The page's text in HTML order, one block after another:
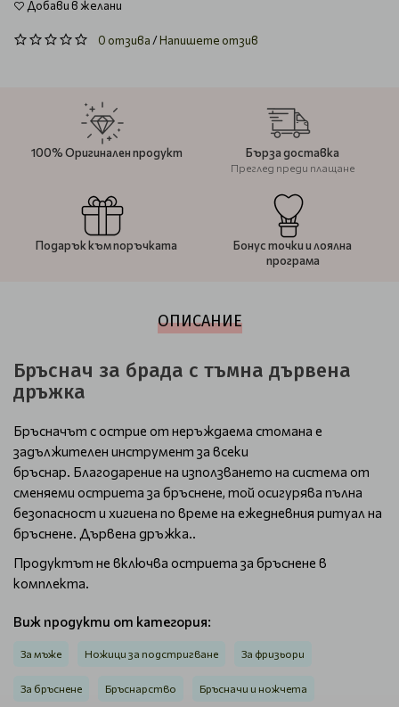
Добави в желани
0 отзива/Напишете отзив
100% Оригинален продукт Бърза доставка
Преглед преди плащане
Подарък към поръчката
Бонус точки и лоялна
програма
ОПИСАНИЕ
Бръснач за брада с тъмна дървена
дръжка
Бръсначът с острие от неръждаема стомана е
задължителен инструмент за всеки
бръснар. Благодарение на използването на система от
сменяеми остриета за бръснене, той осигурява пълна
безопасност и хигиена по време на ежедневния ритуал на
бръснене. Дървена дръжка..
Продуктът не включва остриета за бръснене в
комплекта.
Виж продукти от категория:
За мъже Ножици за подстригване За фризьори
За бръснене Бръснарство Бръсначи и ножчета